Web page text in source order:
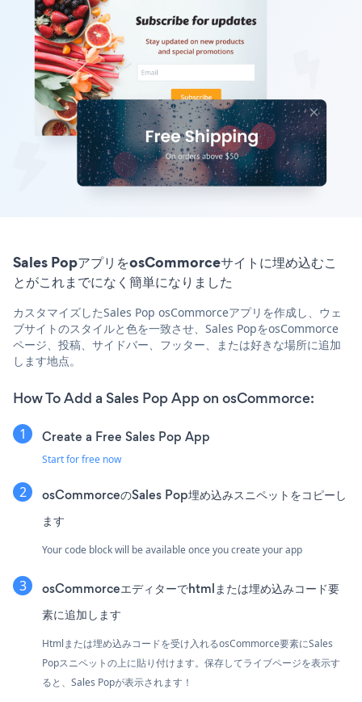
Sales PopアプリをosCommorceサイトに埋め込むこ
とがこれまでになく簡単になりました
カスタマイズしたSales Pop osCommorceアプリを作成し、ウェ
ブサイトのスタイルと色を一致させ、Sales PopをosCommorce
ページ、投稿、サイドバー、フッター、または好きな場所に追加
します地点。
How To Add a Sales Pop App on osCommorce:
Create a Free Sales Pop App
Start for free now
osCommorceのSales Pop埋め込みスニペットをコピーし
ます
Your code block will be available once you create your app
osCommorceエディターでhtmlまたは埋め込みコード要
素に追加します
Htmlまたは埋め込みコードを受け入れるosCommorce要素にSales
Popスニペットの上に貼り付けます。保存してライブページを表示す
ると、Sales Popが表示されます！